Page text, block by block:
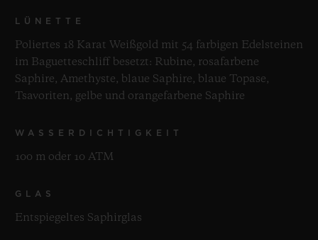
LÜNETTE
Poliertes 18 Karat Weißgold mit 54 farbigen Edelsteinen
im Baguetteschliff besetzt: Rubine, rosafarbene
Saphire, Amethyste, blaue Saphire, blaue Topase,
Tsavoriten, gelbe und orangefarbene Saphire
WASSERDICHTIGKEIT
100 m oder 10 ATM
GLAS
Entspiegeltes Saphirglas